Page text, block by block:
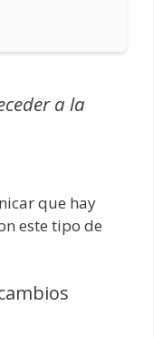
a la
que hay
este tipo de